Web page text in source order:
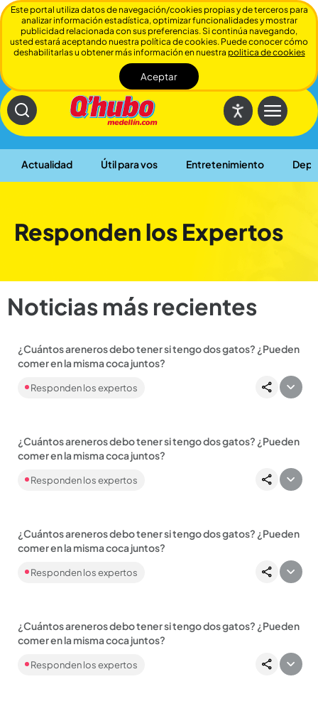
Actualidad Útil para vos Entretenimiento
Cerrar
Responden los Expertos
Noticias más recientes
¿Cuántos areneros debo tener si tengo dos gatos? ¿Pueden
comer en la misma coca juntos?
Hola, gracias por escribirnos. Lo más recomendable cuando
tienes dos gatos es que tengas dos....
Responden los expertos
Compartir Noticia
¿Cuántos areneros debo tener si tengo dos gatos? ¿Pueden
comer en la misma coca juntos?
Hola, gracias por escribirnos. Lo más recomendable cuando
tienes dos gatos es que tengas dos....
Responden los expertos
Compartir Noticia
¿Cuántos areneros debo tener si tengo dos gatos? ¿Pueden
comer en la misma coca juntos?
Hola, gracias por escribirnos. Lo más recomendable cuando
tienes dos gatos es que tengas dos....
Responden los expertos
Compartir Noticia
¿Cuántos areneros debo tener si tengo dos gatos? ¿Pueden
comer en la misma coca juntos?
Hola, gracias por escribirnos. Lo más recomendable cuando
tienes dos gatos es que tengas dos....
Responden los expertos
Este portal utiliza datos de navegación/cookies propias y de terceros para
analizar información estadística, optimizar funcionalidades y mostrar
publicidad relacionada con sus preferencias. Si continúa navegando,
usted estará aceptando nuestra política de cookies. Puede conocer cómo
deshabilitarlas u obtener más información en nuestra politica de cookies
Aceptar